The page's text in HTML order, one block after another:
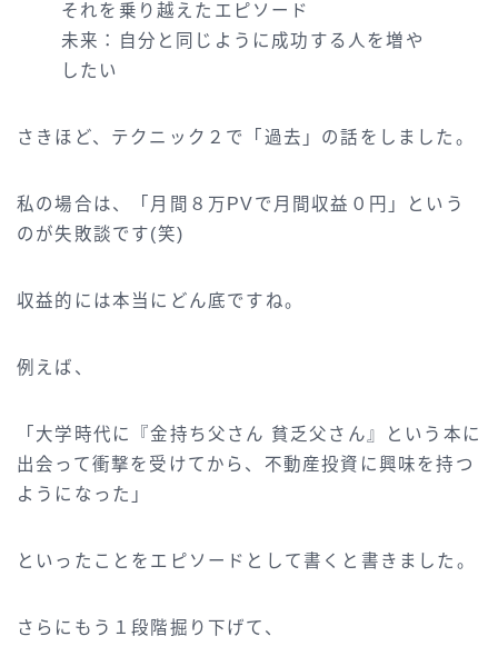
それを乗り越えたエピソード
未来：自分と同じように成功する人を増や
したい
さきほど、テクニック２で「過去」の話をしました。
私の場合は、「月間８万PVで月間収益０円」という
のが失敗談です(笑)
収益的には本当にどん底ですね。
例えば、
「大学時代に『金持ち父さん 貧乏父さん』という本に
出会って衝撃を受けてから、不動産投資に興味を持つ
ようになった」
といったことをエピソードとして書くと書きました。
さらにもう１段階掘り下げて、